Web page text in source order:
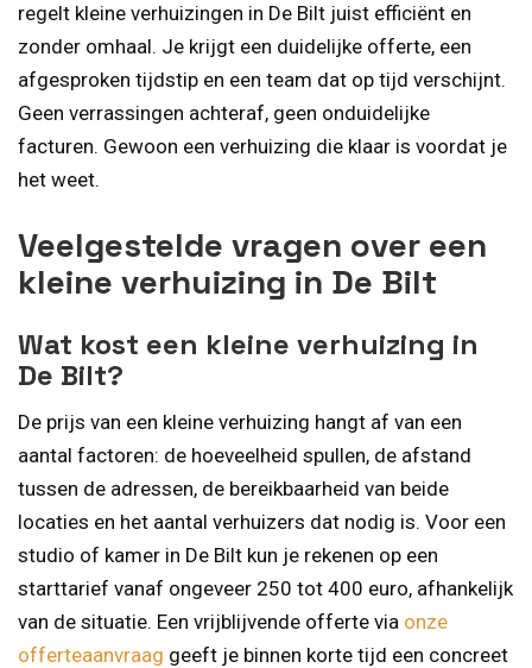
regelt kleine verhuizingen in De Bilt juist efficiënt en
zonder omhaal. Je krijgt een duidelijke offerte, een
afgesproken tijdstip en een team dat op tijd verschijnt.
Geen verrassingen achteraf, geen onduidelijke
facturen. Gewoon een verhuizing die klaar is voordat je
het weet.
Veelgestelde vragen over een
kleine verhuizing in De Bilt
Wat kost een kleine verhuizing in
De Bilt?
De prijs van een kleine verhuizing hangt af van een
aantal factoren: de hoeveelheid spullen, de afstand
tussen de adressen, de bereikbaarheid van beide
locaties en het aantal verhuizers dat nodig is. Voor een
studio of kamer in De Bilt kun je rekenen op een
starttarief vanaf ongeveer 250 tot 400 euro, afhankelijk
van de situatie. Een vrijblijvende offerte via onze
offerteaanvraag geeft je binnen korte tijd een concreet